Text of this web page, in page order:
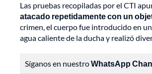
Las pruebas recopiladas por el CTI
atacado repetidamente con un
crimen, el cuerpo fue introducido en
agua caliente de la ducha y realizó
Síganos en nuestroWhatsApp